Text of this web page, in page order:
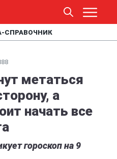
СПРАВОЧНИК
метаться
а
начать все
гороскоп на 9